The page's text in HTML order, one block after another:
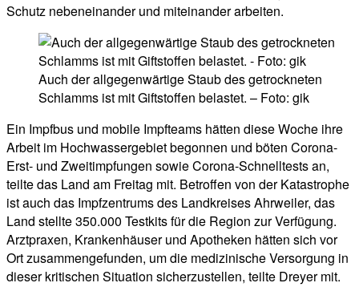
Schutz nebeneinander und miteinander arbeiten.
Auch der allgegenwärtige Staub des getrockneten
Schlamms ist mit Giftstoffen belastet. – Foto: gik
Ein Impfbus und mobile Impfteams hätten diese Woche ihre
Arbeit im Hochwassergebiet begonnen und böten Corona-
Erst- und Zweitimpfungen sowie Corona-Schnelltests an,
teilte das Land am Freitag mit. Betroffen von der Katastrophe
ist auch das Impfzentrums des Landkreises Ahrweiler, das
Land stellte 350.000 Testkits für die Region zur Verfügung.
Arztpraxen, Krankenhäuser und Apotheken hätten sich vor
Ort zusammengefunden, um die medizinische Versorgung in
dieser kritischen Situation sicherzustellen, teilte Dreyer mit.